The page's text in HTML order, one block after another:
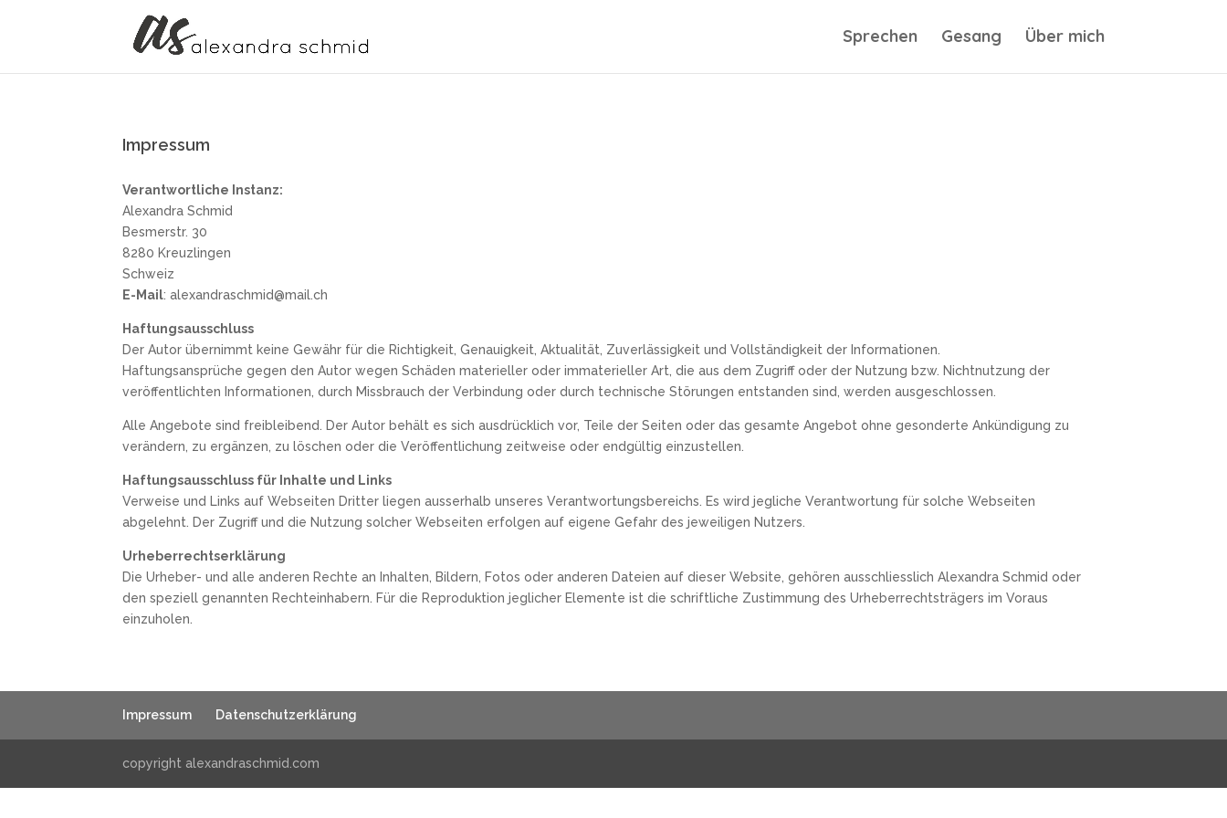
Sprechen Gesang Über mich
Impressum
Verantwortliche Instanz:
Alexandra Schmid
Besmerstr. 30
8280 Kreuzlingen
Schweiz
E-Mail: alexandraschmid@mail.ch
Haftungsausschluss
Der Autor übernimmt keine Gewähr für die Richtigkeit, Genauigkeit, Aktualität, Zuverlässigkeit und Vollständigkeit der Informationen.
Haftungsansprüche gegen den Autor wegen Schäden materieller oder immaterieller Art, die aus dem Zugriff oder der Nutzung bzw. Nichtnutzung der
veröffentlichten Informationen, durch Missbrauch der Verbindung oder durch technische Störungen entstanden sind, werden ausgeschlossen.
Alle Angebote sind freibleibend. Der Autor behält es sich ausdrücklich vor, Teile der Seiten oder das gesamte Angebot ohne gesonderte Ankündigung zu
verändern, zu ergänzen, zu löschen oder die Veröffentlichung zeitweise oder endgültig einzustellen.
Haftungsausschluss für Inhalte und Links
Verweise und Links auf Webseiten Dritter liegen ausserhalb unseres Verantwortungsbereichs. Es wird jegliche Verantwortung für solche Webseiten
abgelehnt. Der Zugriff und die Nutzung solcher Webseiten erfolgen auf eigene Gefahr des jeweiligen Nutzers.
Urheberrechtserklärung
Die Urheber- und alle anderen Rechte an Inhalten, Bildern, Fotos oder anderen Dateien auf dieser Website, gehören ausschliesslich Alexandra Schmid oder
den speziell genannten Rechteinhabern. Für die Reproduktion jeglicher Elemente ist die schriftliche Zustimmung des Urheberrechtsträgers im Voraus
einzuholen.
Impressum Datenschutzerklärung
copyright alexandraschmid.com